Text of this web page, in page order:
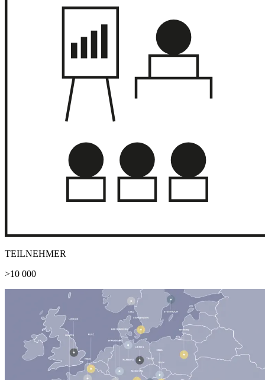
TEILNEHMER
>10 000